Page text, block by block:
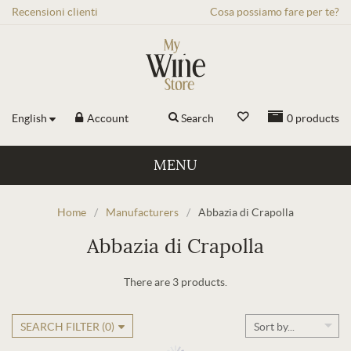
Recensioni clienti Cosa possiamo fare per te?
English Account 0 products
Search
MENU
Home / Manufacturers / Abbazia di Crapolla
Abbazia di Crapolla
There are 3 products.
SEARCH FILTER (0) Sort by...